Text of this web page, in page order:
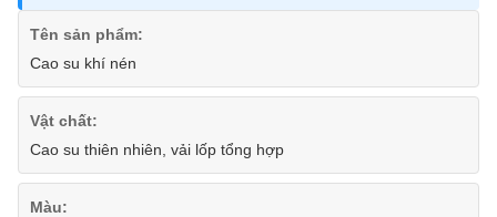
Tên sản phẩm:
Cao su khí nén
Vật chất:
Cao su thiên nhiên, vải lốp tổng hợp
Màu: